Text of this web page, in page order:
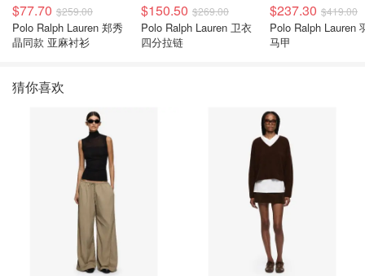
$77.70 $259.00
Polo Ralph Lauren 郑秀
晶同款 亚麻衬衫
$150.50 $269.00
Polo Ralph Lauren 卫衣
四分拉链
$237.30 $419.00
Polo Ralph Lauren
马甲
猜你喜欢